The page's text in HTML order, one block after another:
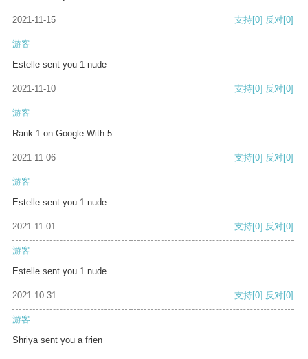
2021-11-15 支持[0] 反对[0]
游客
Estelle sent you 1 nude
2021-11-10 支持[0] 反对[0]
游客
Rank 1 on Google With 5
2021-11-06 支持[0] 反对[0]
游客
Estelle sent you 1 nude
2021-11-01 支持[0] 反对[0]
游客
Estelle sent you 1 nude
2021-10-31 支持[0] 反对[0]
游客
Shriya sent you a frien